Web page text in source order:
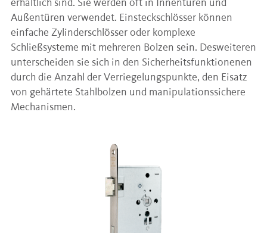
erhältlich sind. Sie werden oft in Innentüren und
Außentüren verwendet. Einsteckschlösser können
einfache Zylinderschlösser oder komplexe
Schließsysteme mit mehreren Bolzen sein. Desweiteren
unterscheiden sie sich in den Sicherheitsfunktionenen
durch die Anzahl der Verriegelungspunkte, den Eisatz
von gehärtete Stahlbolzen und manipulationssichere
Mechanismen.